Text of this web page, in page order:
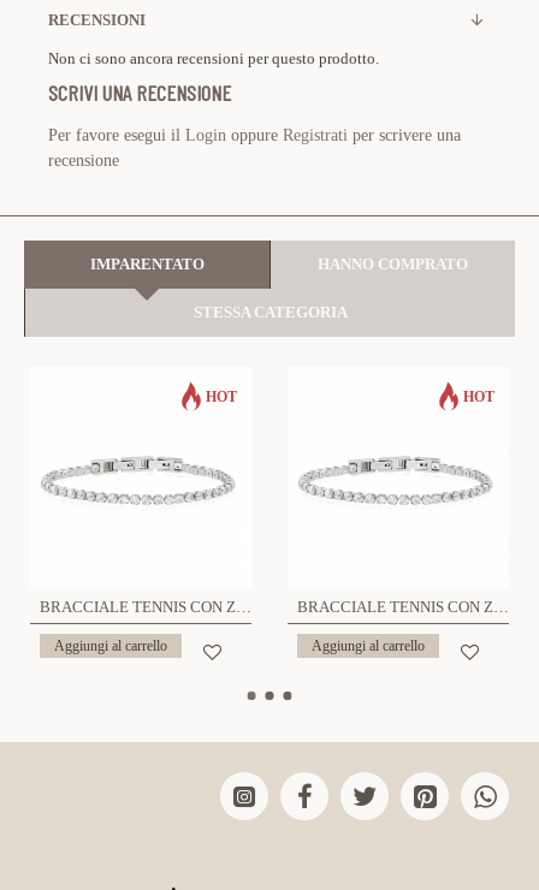
RECENSIONI
Non ci sono ancora recensioni per questo prodotto.
SCRIVI UNA RECENSIONE
Per favore esegui il Login oppure Registrati per scrivere una
recensione
IMPARENTATO HANNO COMPRATO
STESSA CATEGORIA
HOT
BRACCIALE TENNIS CON ZIRCONIA 4mm - JN2181184C70
Aggiungi al carrello
HOT
BRACCIALE TENNIS CON ZIRCONIA 3mm - JN21927736CD17
Aggiungi al carrello